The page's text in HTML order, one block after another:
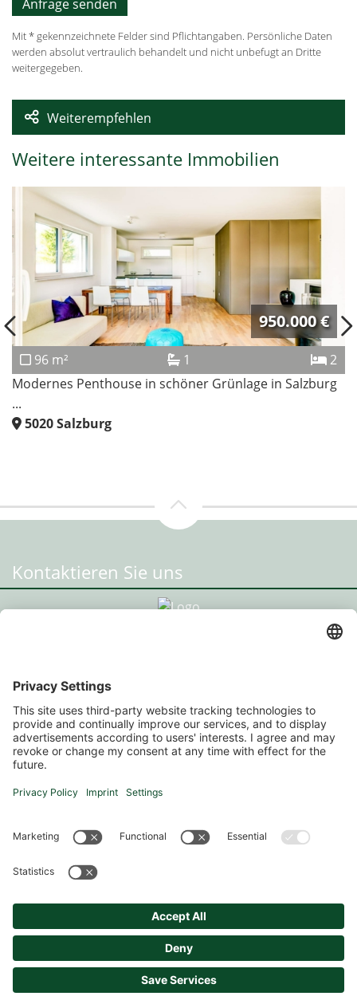
Mit * gekennzeichnete Felder sind Pflichtangaben. Persönliche Daten
werden absolut vertraulich behandelt und nicht unbefugt an Dritte
weitergegeben.
Weiterempfehlen
Weitere interessante Immobilien
389.000 €
77 m² 1
2
3-Zimmerwohnung mit Balkon in idealer Lage in Salz ...
Kontaktieren Sie uns
Prehauserplatz 3, 5550 Radstadt
+43 664 93 014 20
office@hpu-immo.at
Standort Salzburg
Biberngasse 7, 5020 Salzburg
paul.ueblagger@hpu-immo.at
HPU Immo GmbH © 2026
Kontakt
AGB Impressum
Datenschutz
Datenschutzeinstellungen